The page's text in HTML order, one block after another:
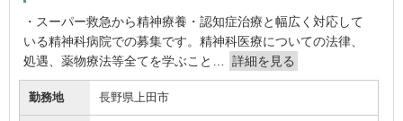
・スーパー救急から精神療養・認知症治療と幅広く対応して
いる精神科病院での募集です。精神科医療についての法律、
処遇、薬物療法等全てを学ぶこと…
詳細を見る
勤務地 長野県上田市